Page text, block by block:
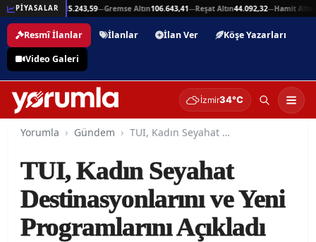
PİYASALAR
—Beşli Altın215.243,59—Gremse Altın106.643,41—Reşat Altın44.092,32—Hamit Altın
Resmî İlanlar İlanlar İlan Ver
Köşe Yazarları
Video Galeri
İzmir34°C
Yorumla Gündem TUI, Kadın Seyahat Destinasyonlarını ve Yeni Programlarını Açıkladı
TUI, Kadın Seyahat
Destinasyonlarını ve Yeni
Programlarını Açıkladı